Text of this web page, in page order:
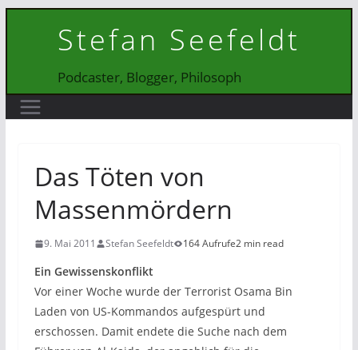
Stefan Seefeldt
Podcaster, Blogger, Philosoph
Das Töten von
Massenmördern
9. Mai 2011 Stefan Seefeldt 164 Aufrufe2 min read
Ein Gewissenskonflikt
Vor einer Woche wurde der Terrorist Osama Bin
Laden von US-Kommandos aufgespürt und
erschossen. Damit endete die Suche nach dem